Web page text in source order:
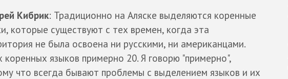
Кибрик: Традиционно на Аляске выделяются коренные
которые существуют с тех времен, когда эта
не была освоена ни русскими, ни американцами.
коренных языков примерно 20. Я говорю "примерно",
что всегда бывают проблемы с выделением языков и их